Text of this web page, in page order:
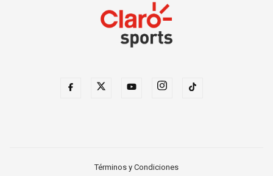
Términos y Condiciones